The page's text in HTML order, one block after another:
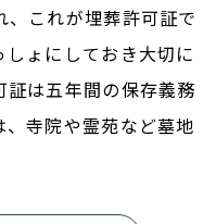
これが埋葬許可証で
ょにしておき大切に
は五年間の保存義務
寺院や霊苑など墓地